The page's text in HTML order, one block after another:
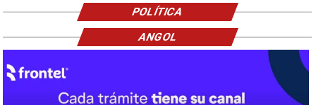
POLÍTICA
ANGOL